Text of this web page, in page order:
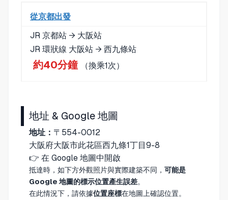
從京都出發
JR 京都站 → 大阪站
JR 環狀線 大阪站 → 西九條站
約40分鐘 （換乘1次）
地址 & Google 地圖
地址： 〒554-0012
大阪府大阪市此花區西九條1丁目9-8
👉 在 Google 地圖中開啟
抵達時，如下方外觀照片與實際建築不同， 可能是
Google 地圖的標示位置產生誤差。
在此情況下，請依據位置座標在地圖上確認位置。